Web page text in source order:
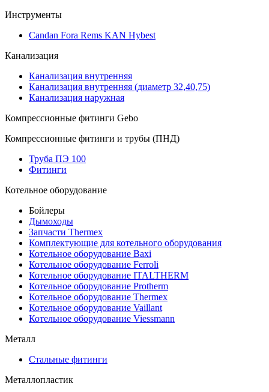
Инструменты
Candan Fora Rems KAN Hybest
Канализация
Канализация внутренняя
Канализация внутренняя (диаметр 32,40,75)
Канализация наружная
Компрессионные фитинги Gebo
Компрессионные фитинги и трубы (ПНД)
Труба ПЭ 100
Фитинги
Котельное оборудование
Бойлеры
Дымоходы
Запчасти Thermex
Комплектующие для котельного оборудования
Котельное оборудование Baxi
Котельное оборудование Ferroli
Котельное оборудование ITALTHERM
Котельное оборудование Protherm
Котельное оборудование Thermex
Котельное оборудование Vaillant
Котельное оборудование Viessmann
Металл
Стальные фитинги
Металлопластик